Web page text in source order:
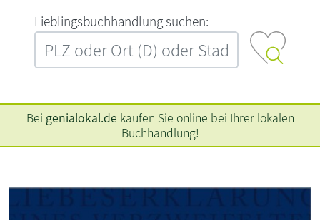
L‍i‍e‍b‍l‍i‍n‍g‍s‍b‍u‍c‍h‍h‍a‍n‍d‍l‍u‍n‍g‍ ‍s‍u‍c‍h‍e‍n‍:‍
Bei genialokal.de kaufen Sie online bei Ihrer lokalen
Buchhandlung!